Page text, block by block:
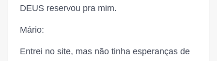
DEUS reservou pra mim.
Mário:
Entrei no site, mas não tinha esperanças de